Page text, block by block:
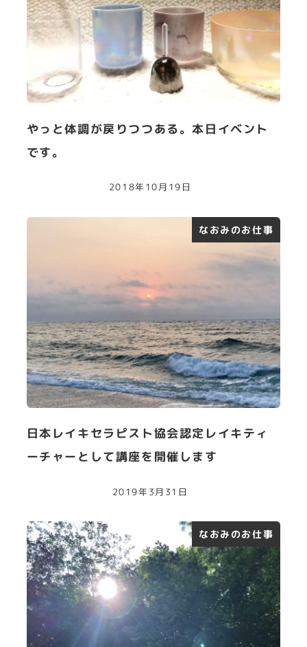
やっと体調が戻りつつある。本日イベント
です。
2018年10月19日
なおみのお仕事
日本レイキセラピスト協会認定レイキティ
ーチャーとして講座を開催します
2019年3月31日
なおみのお仕事